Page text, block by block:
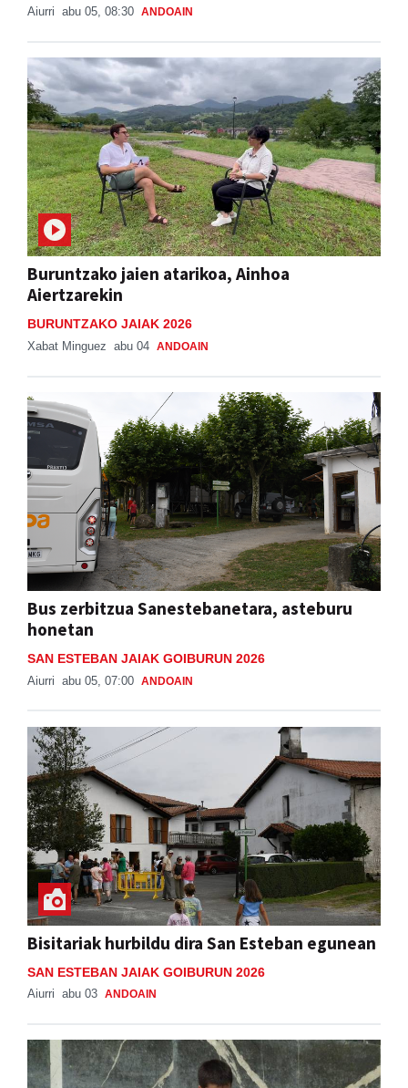
Aiurri abu 05, 08:30 ANDOAIN
Buruntzako jaien atarikoa, Ainhoa
Aiertzarekin
BURUNTZAKO JAIAK 2026
Xabat Minguez abu 04 ANDOAIN
Bus zerbitzua Sanestebanetara, asteburu
honetan
SAN ESTEBAN JAIAK GOIBURUN 2026
Aiurri abu 05, 07:00 ANDOAIN
Bisitariak hurbildu dira San Esteban egunean
SAN ESTEBAN JAIAK GOIBURUN 2026
Aiurri abu 03 ANDOAIN